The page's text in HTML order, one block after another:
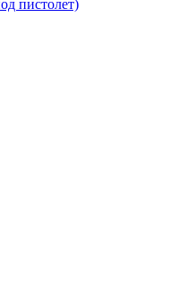
пистолет)